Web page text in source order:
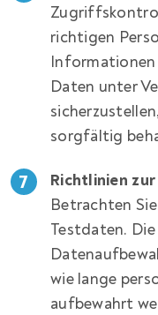
richtigen
Informationen
Daten unter
sorgfältig
Richtlinien
Betrachten
Testdaten.
wie lange
aufbewahrt